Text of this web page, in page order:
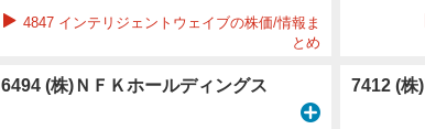
4847 インテリジェントウェイブの株価/情報ま
とめ
6494 (株)ＮＦＫホールディングス 7412 (株